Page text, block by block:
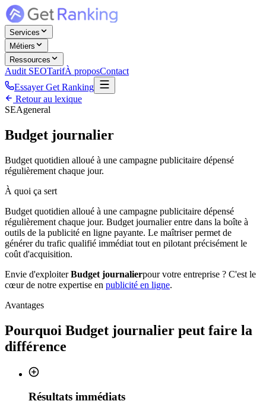
Services
Métiers
Ressources
Audit SEOTarifÀ proposContact
Essayer Get Ranking
Retour au lexique
SEAgeneral
Budget journalier
Budget quotidien alloué à une campagne publicitaire dépensé
régulièrement chaque jour.
À quoi ça sert
Budget quotidien alloué à une campagne publicitaire dépensé
régulièrement chaque jour. Budget journalier entre dans la boîte à
outils de la publicité en ligne payante. Le maîtriser permet de
générer du trafic qualifié immédiat tout en pilotant précisément le
coût d'acquisition.
Envie d'exploiterBudget journalierpour votre entreprise ? C'est le
cœur de notre expertise en publicité en ligne.
Avantages
Pourquoi Budget journalier peut faire la
différence
Résultats immédiats